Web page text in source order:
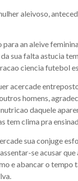
aleivoso,
an aleive
sua falta astucia
ciencia futebol
acercade
homens,
daquele
tem clima pra
sua conjuge
se acusar
e abancar o